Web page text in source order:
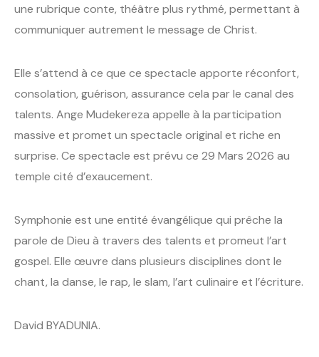
une rubrique conte, théâtre plus rythmé, permettant à
communiquer autrement le message de Christ.
Elle s’attend à ce que ce spectacle apporte réconfort,
consolation, guérison, assurance cela par le canal des
talents. Ange Mudekereza appelle à la participation
massive et promet un spectacle original et riche en
surprise. Ce spectacle est prévu ce 29 Mars 2026 au
temple cité d’exaucement.
Symphonie est une entité évangélique qui prêche la
parole de Dieu à travers des talents et promeut l’art
gospel. Elle œuvre dans plusieurs disciplines dont le
chant, la danse, le rap, le slam, l’art culinaire et l’écriture.
David BYADUNIA.